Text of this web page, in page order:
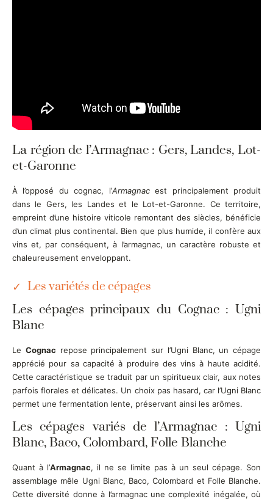
La région de l’Armagnac : Gers, Landes, Lot-
et-Garonne
À l’opposé du cognac, l’Armagnacest principalement produit
dans le Gers, les Landes et le Lot-et-Garonne. Ce territoire,
empreint d’une histoire viticole remontant des siècles, bénéficie
d’un climat plus continental. Bien que plus humide, il confère aux
vins et, par conséquent, à l’armagnac, un caractère robuste et
chaleureusement enveloppant.
Les variétés de cépages
Les cépages principaux du Cognac : Ugni
Blanc
Le Cognac repose principalement sur l’Ugni Blanc, un cépage
apprécié pour sa capacité à produire des vins à haute acidité.
Cette caractéristique se traduit par un spiritueux clair, aux notes
parfois florales et délicates. Un choix pas hasard, car l’Ugni Blanc
permet une fermentation lente, préservant ainsi les arômes.
Les cépages variés de l’Armagnac : Ugni
Blanc, Baco, Colombard, Folle Blanche
Quant à l’Armagnac, il ne se limite pas à un seul cépage. Son
assemblage mêle Ugni Blanc, Baco, Colombard et Folle Blanche.
Cette diversité donne à l’armagnac une complexité inégalée, où